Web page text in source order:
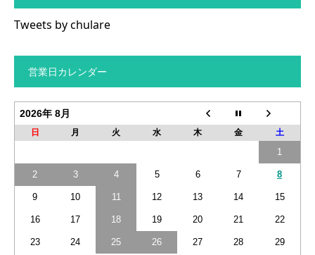
Tweets by chulare
営業日カレンダー
2026年 8月
日 月 火 水 木 金 土
1
2 3 4 5 6 7 8
9 10 11 12 13 14 15
16 17 18 19 20 21 22
23 24 25 26 27 28 29